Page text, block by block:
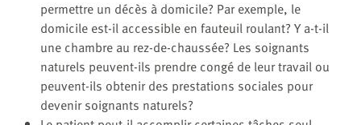
permettre un décès à domicile? Par exemple, le
domicile est-il accessible en fauteuil roulant? Y a-t-il
une chambre au rez-de-chaussée? Les soignants
naturels peuvent-ils prendre congé de leur travail ou
peuvent-ils obtenir des prestations sociales pour
devenir soignants naturels?